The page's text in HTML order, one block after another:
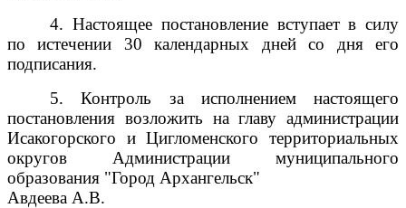
4. Настоящее постановление вступает в силу
по истечении 30 календарных дней со дня его
подписания.
5. Контроль за исполнением настоящего
постановления возложить на главу администрации
Исакогорского и Цигломенского территориальных
округов Администрации муниципального
образования "Город Архангельск"
Авдеева А.В.